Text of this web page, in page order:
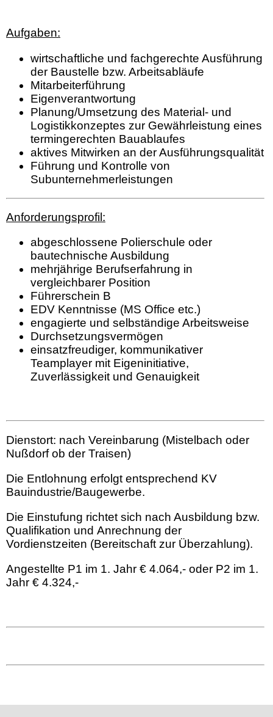
Aufgaben:
wirtschaftliche und fachgerechte Ausführung
der Baustelle bzw. Arbeitsabläufe
Mitarbeiterführung
Eigenverantwortung
Planung/Umsetzung des Material- und
Logistikkonzeptes zur Gewährleistung eines
termingerechten Bauablaufes
aktives Mitwirken an der Ausführungsqualität
Führung und Kontrolle von
Subunternehmerleistungen
Anforderungsprofil:
abgeschlossene Polierschule oder
bautechnische Ausbildung
mehrjährige Berufserfahrung in
vergleichbarer Position
Führerschein B
EDV Kenntnisse (MS Office etc.)
engagierte und selbständige Arbeitsweise
Durchsetzungsvermögen
einsatzfreudiger, kommunikativer
Teamplayer mit Eigeninitiative,
Zuverlässigkeit und Genauigkeit
Dienstort: nach Vereinbarung (Mistelbach oder
Nußdorf ob der Traisen)
Die Entlohnung erfolgt entsprechend KV
Bauindustrie/Baugewerbe.
Die Einstufung richtet sich nach Ausbildung bzw.
Qualifikation und Anrechnung der
Vordienstzeiten (Bereitschaft zur Überzahlung).
Angestellte P1 im 1. Jahr € 4.064,- oder P2 im 1.
Jahr € 4.324,-